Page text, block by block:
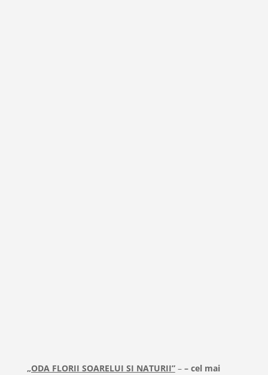
„ODA FLORII SOARELUI SI NATURII”– – cel mai